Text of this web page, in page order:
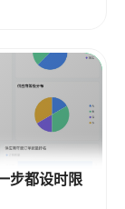
步都设时限